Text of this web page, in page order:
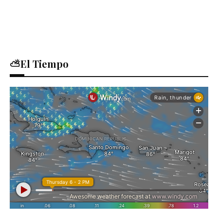
⛅El Tiempo